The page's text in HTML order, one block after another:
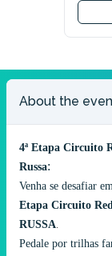
Parado/
About the
4ª Etapa Circuito
Russa:
Venha se desafiar
Etapa Circuito
RUSSA.
Pedale por trilhas